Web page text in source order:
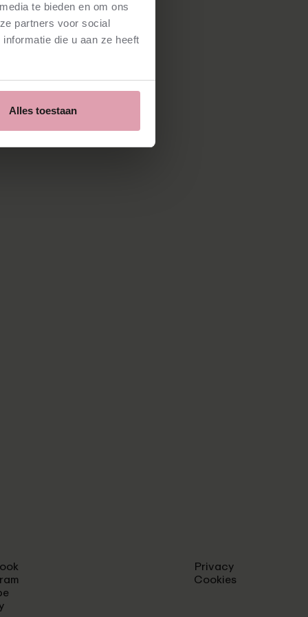
te bieden en om ons
partners voor social
die u aan ze heeft
Alles toestaan
Privacy
Cookies